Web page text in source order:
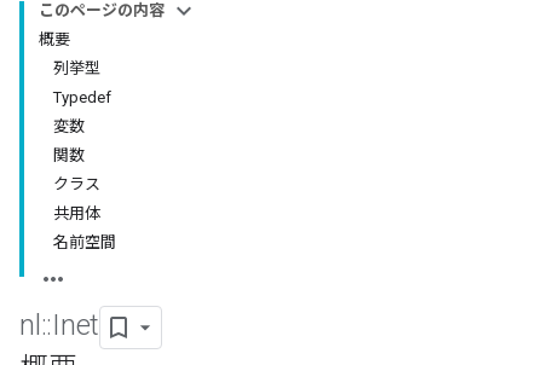
このページの内容
概要
列挙型
Typedef
変数
関数
クラス
共用体
名前空間
nl ::Inet